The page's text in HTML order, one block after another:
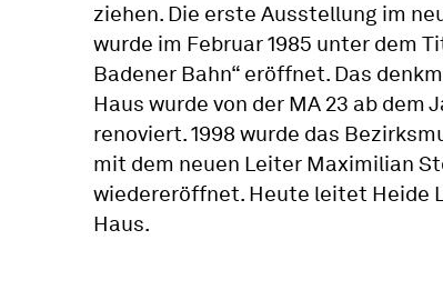
ziehen. Die erste Ausstellung im
wurde im Februar 1985 unter dem
Badener Bahn“ eröffnet. Das
Haus wurde von der MA 23 ab dem
renoviert. 1998 wurde das
mit dem neuen Leiter Maximilian
wiedereröffnet. Heute leitet Heide
Haus.